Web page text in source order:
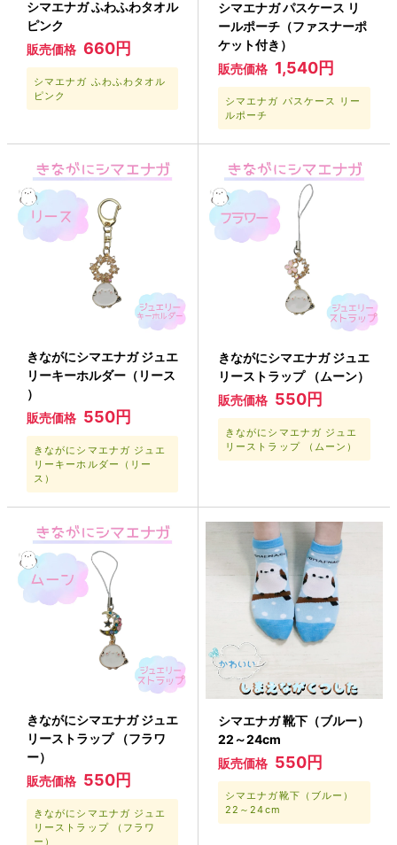
シマエナガ ふわふわタオル
ピンク
販売価格 660円
シマエナガ ふわふわタオル
ピンク
シマエナガ パスケース リ
ールポーチ（ファスナーポ
ケット付き）
販売価格 1,540円
シマエナガ パスケース リー
ルポーチ
きながにシマエナガ ジュエ
リーキーホルダー（リース
）
販売価格 550円
きながにシマエナガ ジュエ
リーキーホルダー（リー
ス）
きながにシマエナガ ジュエ
リーストラップ （ムーン）
販売価格 550円
きながにシマエナガ ジュエ
リーストラップ （ムーン）
きながにシマエナガ ジュエ
リーストラップ （フラワ
ー）
販売価格 550円
きながにシマエナガ ジュエ
リーストラップ （フラワ
ー）
シマエナガ 靴下（ブルー）
22～24cm
販売価格 550円
シマエナガ靴下（ブルー）
22～24cm